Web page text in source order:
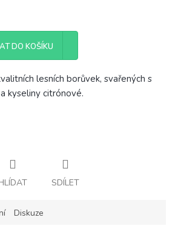
DO KOŠÍKU
lesních borůvek, svařených s
kyseliny citrónové.
SDÍLET
Diskuze